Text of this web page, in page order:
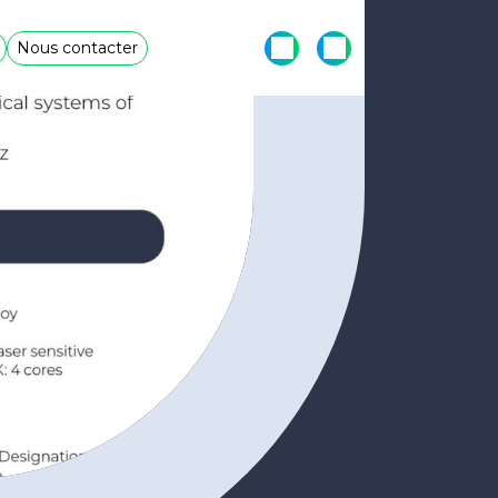
Nous contacter